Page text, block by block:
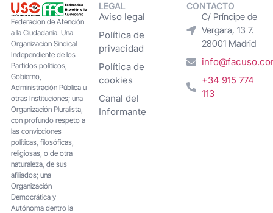
Federacion de Atención
a la Ciudadanía. Una
Organización Sindical
Independiente de los
Partidos políticos,
Gobierno,
Administración Pública u
otras Instituciones; una
Organización Pluralista,
con profundo respeto a
las convicciones
políticas, filosóficas,
religiosas, o de otra
naturaleza, de sus
afiliados; una
Organización
Democrática y
Autónoma dentro la
LEGAL
Aviso legal
Política de
privacidad
Política de
cookies
Canal del
Informante
CONTACTO
C/ Príncipe de
Vergara, 13 7.
28001 Madrid
+34 915 774
113